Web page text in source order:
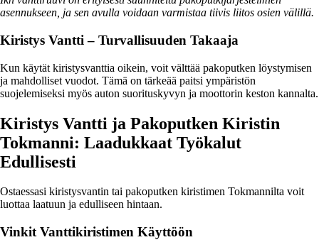
asennukseen, ja sen avulla voidaan varmistaa tiivis liitos osien välillä.
Kiristys Vantti – Turvallisuuden Takaaja
Kun käytät kiristysvanttia oikein, voit välttää pakoputken löystymisen
ja mahdolliset vuodot. Tämä on tärkeää paitsi ympäristön
suojelemiseksi myös auton suorituskyvyn ja moottorin keston kannalta.
Kiristys Vantti ja Pakoputken Kiristin
Tokmanni: Laadukkaat Työkalut
Edullisesti
Ostaessasi kiristysvantin tai pakoputken kiristimen Tokmannilta voit
luottaa laatuun ja edulliseen hintaan.
Vinkit Vanttikiristimen Käyttöön